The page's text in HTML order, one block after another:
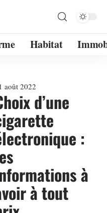
Habitat
août 2022
d’une
:
à
à tout